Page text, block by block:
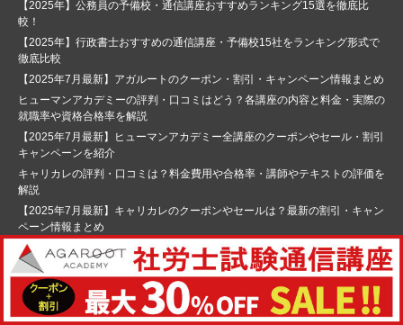
【2025年】公務員の予備校・通信講座おすすめランキング15選を徹底比
較！
【2025年】行政書士おすすめの通信講座・予備校15社をランキング形式で
徹底比較
【2025年7月最新】アガルートのクーポン・割引・キャンペーン情報まとめ
ヒューマンアカデミーの評判・口コミはどう？各講座の内容と料金・実際の
就職率や資格合格率を解説
【2025年7月最新】ヒューマンアカデミー全講座のクーポンやセール・割引
キャンペーンを紹介
キャリカレの評判・口コミは？料金費用や合格率・講師やテキストの評価を
解説
【2025年7月最新】キャリカレのクーポンやセールは？最新の割引・キャン
ペーン情報まとめ
パソコン教室アビバの評判・口コミは？料金費用や合格率・講師やテキスト
の評価を解説
ラーキャリの評判・口コミは？料金費用や合格率・講師やテキストの評価を
解説
東京法経学院の評判・口コミは？費用や合格率・講師やテキストの評価を解